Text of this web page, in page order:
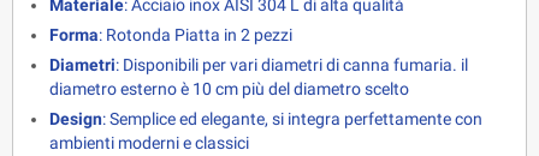
Materiale: Acciaio inox AISI 304 L di alta qualità
Forma: Rotonda Piatta in 2 pezzi
Diametri: Disponibili per vari diametri di canna fumaria. il
diametro esterno è 10 cm più del diametro scelto
Design: Semplice ed elegante, si integra perfettamente con
ambienti moderni e classici